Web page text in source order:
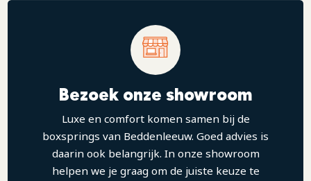
Boxspring Kulala is geschikt voor jongens en meisjes
vanaf 4 jaar. Door de kwalitatieve bouw met een
draaggewicht tot zeker 120kg kunnen zelfs papa of mama
gerust op Boxspring Kulala in slaap vallen. Gegarandeerd
Bezoek onze showroom
Luxe en comfort komen samen bij de
boxsprings van Beddenleeuw. Goed advies is
daarin ook belangrijk. In onze showroom
helpen we je graag om de juiste keuze te